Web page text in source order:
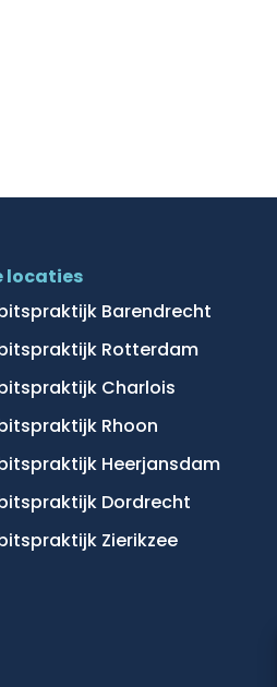
locaties
Barendrecht
Rotterdam
Charlois
Rhoon
Heerjansdam
Dordrecht
Zierikzee